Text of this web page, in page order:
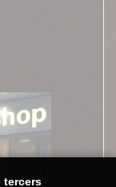
tercers